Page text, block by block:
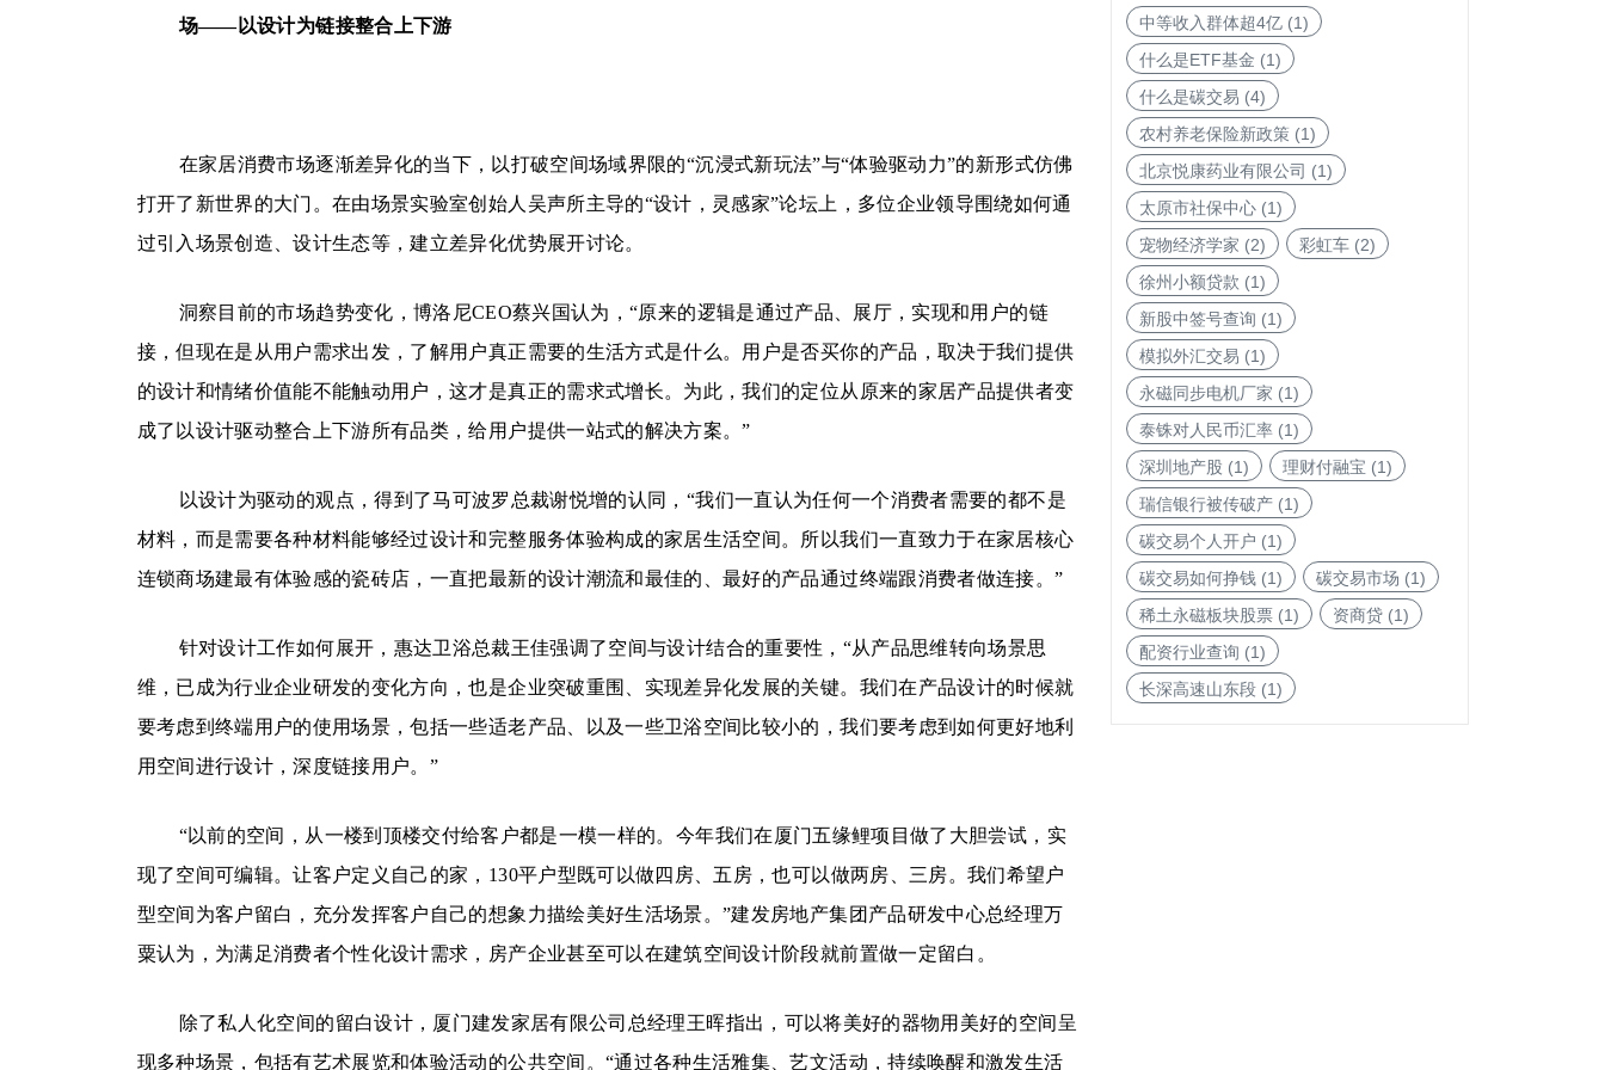
场——以设计为链接整合上下游
在家居消费市场逐渐差异化的当下，以打破空间场域界限的“沉浸式新玩法”与“体验驱动力”的新形式仿佛
打开了新世界的大门。在由场景实验室创始人吴声所主导的“设计，灵感家”论坛上，多位企业领导围绕如何通
过引入场景创造、设计生态等，建立差异化优势展开讨论。
洞察目前的市场趋势变化，博洛尼CEO蔡兴国认为，“原来的逻辑是通过产品、展厅，实现和用户的链
接，但现在是从用户需求出发，了解用户真正需要的生活方式是什么。用户是否买你的产品，取决于我们提供
的设计和情绪价值能不能触动用户，这才是真正的需求式增长。为此，我们的定位从原来的家居产品提供者变
成了以设计驱动整合上下游所有品类，给用户提供一站式的解决方案。”
以设计为驱动的观点，得到了马可波罗总裁谢悦增的认同，“我们一直认为任何一个消费者需要的都不是
材料，而是需要各种材料能够经过设计和完整服务体验构成的家居生活空间。所以我们一直致力于在家居核心
连锁商场建最有体验感的瓷砖店，一直把最新的设计潮流和最佳的、最好的产品通过终端跟消费者做连接。”
针对设计工作如何展开，惠达卫浴总裁王佳强调了空间与设计结合的重要性，“从产品思维转向场景思
维，已成为行业企业研发的变化方向，也是企业突破重围、实现差异化发展的关键。我们在产品设计的时候就
要考虑到终端用户的使用场景，包括一些适老产品、以及一些卫浴空间比较小的，我们要考虑到如何更好地利
用空间进行设计，深度链接用户。”
“以前的空间，从一楼到顶楼交付给客户都是一模一样的。今年我们在厦门五缘鲤项目做了大胆尝试，实
现了空间可编辑。让客户定义自己的家，130平户型既可以做四房、五房，也可以做两房、三房。我们希望户
型空间为客户留白，充分发挥客户自己的想象力描绘美好生活场景。”建发房地产集团产品研发中心总经理万
粟认为，为满足消费者个性化设计需求，房产企业甚至可以在建筑空间设计阶段就前置做一定留白。
除了私人化空间的留白设计，厦门建发家居有限公司总经理王晖指出，可以将美好的器物用美好的空间呈
现多种场景，包括有艺术展览和体验活动的公共空间。“通过各种生活雅集、艺文活动，持续唤醒和激发生活
中等收入群体超4亿(1)
什么是ETF基金 (1)
什么是碳交易 (4)
农村养老保险新政策(1)
北京悦康药业有限公司 (1)
太原市社保中心(1)
宠物经济学家 (2) 彩虹车(2)
徐州小额贷款 (1)
新股中签号查询 (1)
模拟外汇交易 (1)
永磁同步电机厂家 (1)
泰铢对人民币汇率(1)
深圳地产股 (1) 理财付融宝 (1)
瑞信银行被传破产(1)
碳交易个人开户 (1)
碳交易如何挣钱(1) 碳交易市场 (1)
稀土永磁板块股票(1) 资商贷(1)
配资行业查询 (1)
长深高速山东段(1)